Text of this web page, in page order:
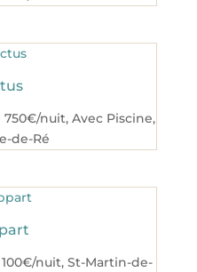
750€/nuit, Avec Piscine,
de-Ré
nuit,St-Martin-de-